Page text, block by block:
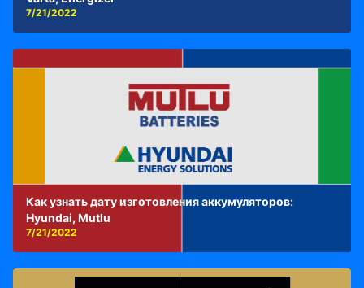
7/21/2022
Как узнать дату изготовления аккумуляторов:
Hyundai, Mutlu
7/21/2022